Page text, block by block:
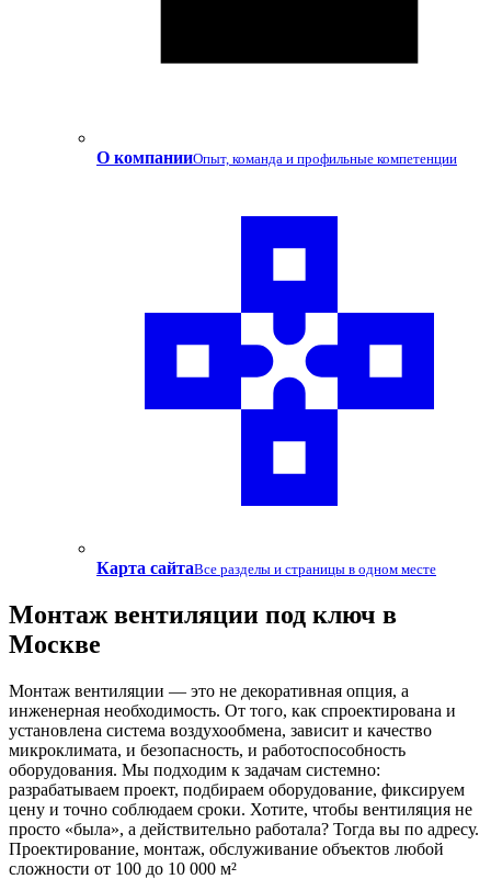
О компанииОпыт, команда и профильные компетенции
Карта сайтаВсе разделы и страницы в одном месте
Монтаж вентиляции под ключ в
Москве
Монтаж вентиляции — это не декоративная опция, а
инженерная необходимость. От того, как спроектирована и
установлена система воздухообмена, зависит и качество
микроклимата, и безопасность, и работоспособность
оборудования. Мы подходим к задачам системно:
разрабатываем проект, подбираем оборудование, фиксируем
цену и точно соблюдаем сроки. Хотите, чтобы вентиляция не
просто «была», а действительно работала? Тогда вы по адресу.
Проектирование, монтаж, обслуживание объектов любой
сложности от 100 до 10 000 м²